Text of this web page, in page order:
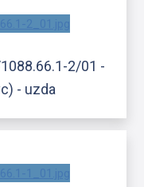
2/01 -
- uzda